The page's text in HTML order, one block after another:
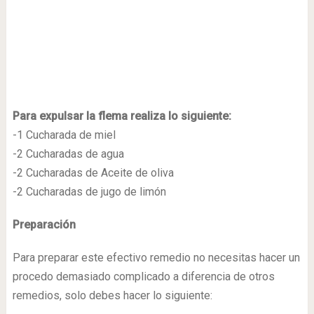
Para expulsar la flema realiza lo siguiente:
-1 Cucharada de miel
-2 Cucharadas de agua
-2 Cucharadas de Aceite de oliva
-2 Cucharadas de jugo de limón
Preparación
Para preparar este efectivo remedio no necesitas hacer un
procedo demasiado complicado a diferencia de otros
remedios, solo debes hacer lo siguiente: